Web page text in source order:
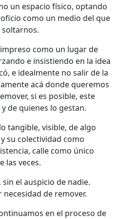
un espacio físico, optando
como un medio del que
como un lugar de
e insistiendo en la idea
e idealmente no salir de la
acá donde queremos
si es posible, este
de quienes lo gestan.
tangible, visible, de algo
su colectividad como
calle como único
las veces.
el auspicio de nadie.
de remover.
en el proceso de